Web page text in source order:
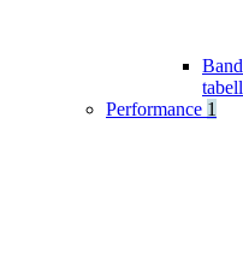
Performance 1